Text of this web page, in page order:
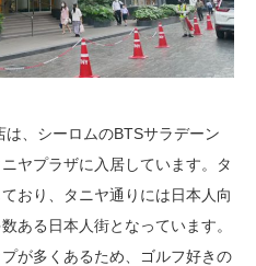
は、シーロムのBTSサラデーン
ヤプラザに入居しています。タ
おり、タニヤ通りには日本人向
ある日本人街となっています。
が多くあるため、ゴルフ好きの